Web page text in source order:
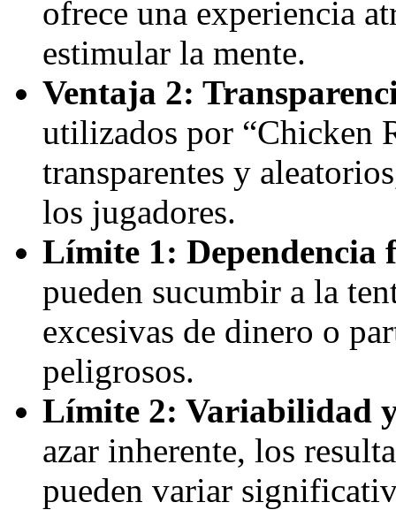
ofrece una experiencia
estimular la mente.
Ventaja 2:
utilizados por “Chicken
transparentes y
los jugadores.
Límite 1:
pueden sucumbir a la
excesivas de dinero o
peligrosos.
Límite 2: Variabilidad
azar inherente, los
pueden variar